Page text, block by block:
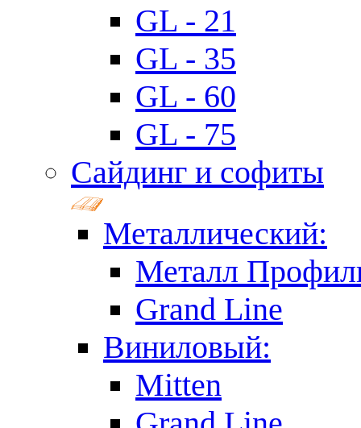
GL - 21
GL - 35
GL - 60
GL - 75
Сайдинг и софиты
Металлический:
Металл
Grand Line
Виниловый:
Mitten